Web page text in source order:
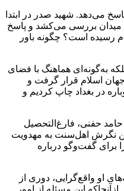
می‌دهد. شهید صدر در ابتدا
میدان بررسی می‌کشد و پاسخ
رسیدە است؟ چگونه باور
به‌گونه‌ای هماهنگ با فضای
اسلام قرار گرفت و
در بغداد چاپ کردیم و
حفنی، فارغ‌التحصیل
نگرش اهل‌سنت به مهدویت
برای گفت‌وگو درباره
او واقع‌گرایی، دوری از